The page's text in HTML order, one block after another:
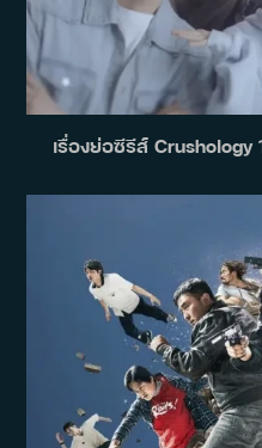
เรื่องย่อซีรีส์